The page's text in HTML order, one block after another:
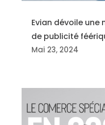
Evian dévoile
de publicité
Mai 23, 2024